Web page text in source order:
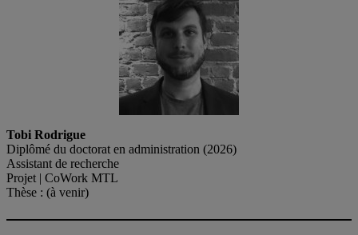
Tobi Rodrigue
Diplômé du doctorat en administration (2026)
Assistant de recherche
Projet | CoWork MTL
Thèse : (à venir)